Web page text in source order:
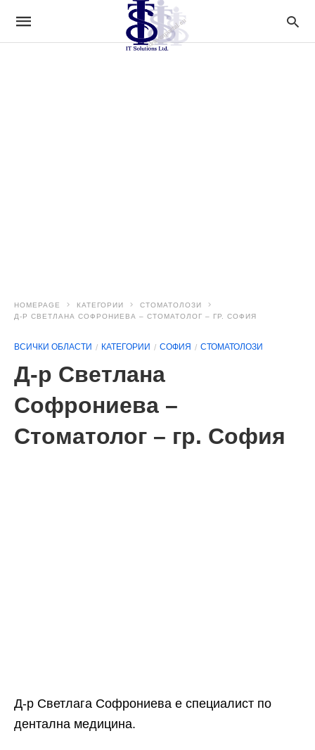
HOMEPAGE КАТЕГОРИИ
СТОМАТОЛОЗИ
Д-Р СВЕТЛАНА СОФРОНИЕВА – СТОМАТОЛОГ – ГР. СОФИЯ
ВСИЧКИ ОБЛАСТИ КАТЕГОРИИ СОФИЯ СТОМАТОЛОЗИ
Д-р Светлана
Софрониева –
Стоматолог – гр. София
Д-р Светлага Софрониева е специалист по
дентална медицина.